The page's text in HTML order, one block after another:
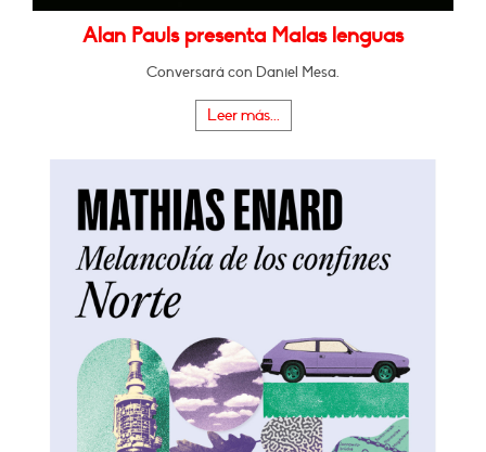
Alan Pauls presenta Malas lenguas
Conversará con Daniel Mesa.
Leer más...